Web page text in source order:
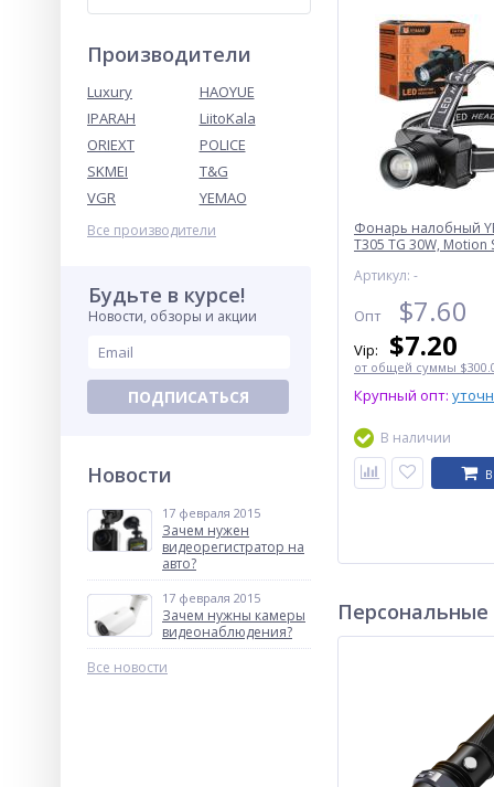
Производители
Luxury
HAOYUE
IPARAH
LiitoKala
ORIEXT
POLICE
SKMEI
T&G
VGR
YEMAO
Все производители
Будьте в курсе!
Новости, обзоры и акции
ПОДПИСАТЬСЯ
Новости
17 февраля 2015
Зачем нужен
видеорегистратор на
авто?
17 февраля 2015
Зачем нужны камеры
видеонаблюдения?
Все новости
Фонарь налобный
T305 TG 30W, Motion
Артикул: -
Опт $7.60
Vip: $7.20
от общей суммы
Крупный опт:
В наличии